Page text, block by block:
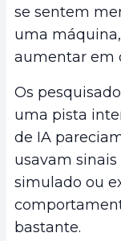
se sentem
uma
aumentar em
Os
uma pista
de IA
usavam
simulado ou
bastante.